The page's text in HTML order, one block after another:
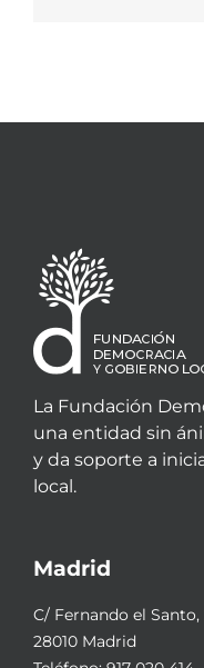
La Fundación
una entidad sin
y da soporte a
local.
Madrid
C/ Fernando el Santo,
28010 Madrid